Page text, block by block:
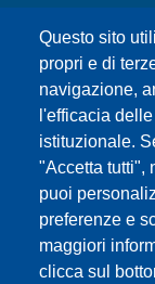
Questo sito
propri e di
navigazione,
l'efficacia
istituzionale.
"Accetta tutti",
puoi
preferenze e
maggiori
clicca sul
URP |
Sedi
Mappa del
Elenco dei
Feed RSS